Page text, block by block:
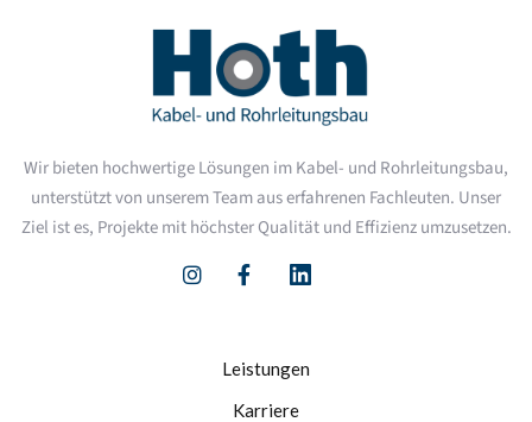
Wir bieten hochwertige Lösungen im Kabel- und Rohrleitungsbau,
unterstützt von unserem Team aus erfahrenen Fachleuten. Unser
Ziel ist es, Projekte mit höchster Qualität und Effizienz umzusetzen.
 
Leistungen
Karriere